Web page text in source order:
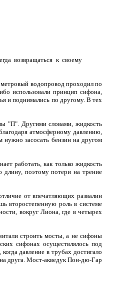
возвращаться к своему
водопровод проходил по
использовали принцип сифона,
и поднимались по другому. В тех
"П". Другими словами, жидкость
атмосферному давлению,
засосать бензин на другом
работать, как только жидкость
поэтому потери на трение
от впечатляющих развалин
второстепенную роль в системе
вокруг Лиона, где в четырех
строить мосты, а не сифоны
сифонах осуществлялось под
давление в трубах достигало
друга. Мост-акведук Пон-дю-Гар